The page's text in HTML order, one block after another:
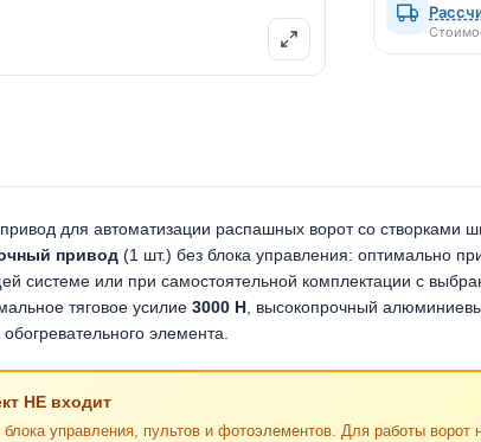
для автоматизации распашных ворот со створками
привод (1 шт.) без блока управления: оптимально
системе или при самостоятельной комплектации с
тяговое усилие 3000 Н , высокопрочный
обогревательного элемента.
НЕ входит
управления, пультов и фотоэлементов. Для работы ворот